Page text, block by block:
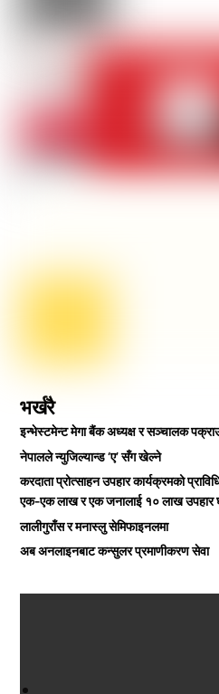
भर्खरै
इन्भेस्टमेन्ट मेगा बैंक अध्यक्ष र सञ्चालक
नेपालले न्युजिल्यान्ड ‘ए’ सँग खेल्ने
करदाता प्रोत्साहन उपहार कार्यक्रमको
एक-एक लाख र एक जनालाई १० लाख उपहार
लालीगुराँस र मनास्लु सेमिफाइनलमा
अब अनलाइनबाट कन्सुलर प्रमाणीकरण सेवा